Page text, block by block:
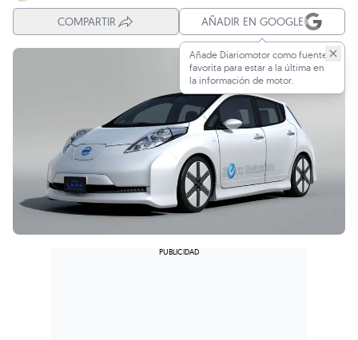
COMPARTIR AÑADIR EN GOOGLE
Añade Diariomotor como fuente
favorita para estar a la última en
la información de motor.